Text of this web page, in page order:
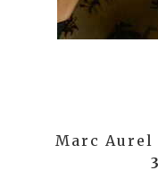
Marc Aurel